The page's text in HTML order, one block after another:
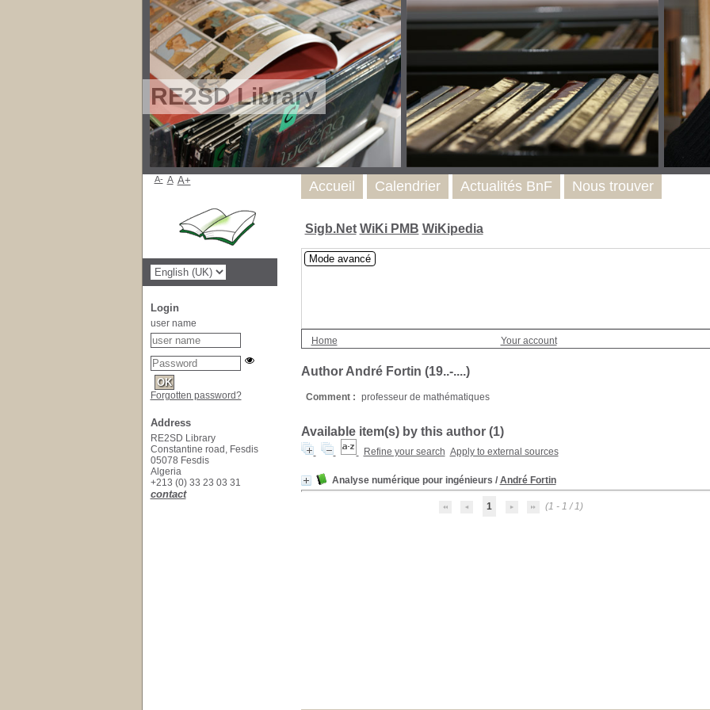
RE2SD Library
Sigb.Net WiKi PMB WiKipedia
Mode avancé
Home Your account
Author André Fortin (19..-....)
Comment : professeur de mathématiques
Available item(s) by this author (1)
Refine your search Apply to external sources
Analyse numérique pour ingénieurs / André Fortin
1 (1 - 1 / 1)
Accueil Calendrier Actualités BnF Nous trouver
A- A A+
Login
user name
Forgotten password?
Address
RE2SD Library
Constantine road, Fesdis
05078 Fesdis
Algeria
+213 (0) 33 23 03 31
contact